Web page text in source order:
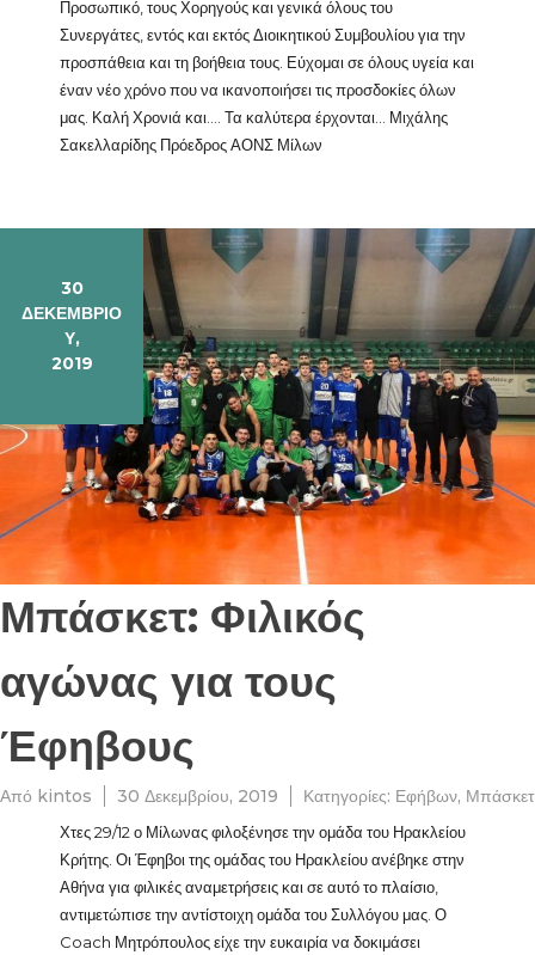
Προσωπικό, τους Χορηγούς και γενικά όλους του
Συνεργάτες, εντός και εκτός Διοικητικού Συμβουλίου για την
προσπάθεια και τη βοήθεια τους. Εύχομαι σε όλους υγεία και
έναν νέο χρόνο που να ικανοποιήσει τις προσδοκίες όλων
μας. Καλή Χρονιά και…. Τα καλύτερα έρχονται… Μιχάλης
Σακελλαρίδης Πρόεδρος ΑΟΝΣ Μίλων
30
ΔΕΚΕΜΒΡΊΟ
Υ,
2019
Μπάσκετ: Φιλικός
αγώνας για τους
Έφηβους
Από kintos 30 Δεκεμβρίου, 2019 Κατηγορίες: Εφήβων, Μπάσκετ
Χτες 29/12 ο Μίλωνας φιλοξένησε την ομάδα του Ηρακλείου
Κρήτης. Οι Έφηβοι της ομάδας του Ηρακλείου ανέβηκε στην
Αθήνα για φιλικές αναμετρήσεις και σε αυτό το πλαίσιο,
αντιμετώπισε την αντίστοιχη ομάδα του Συλλόγου μας. Ο
Coach Μητρόπουλος είχε την ευκαιρία να δοκιμάσει